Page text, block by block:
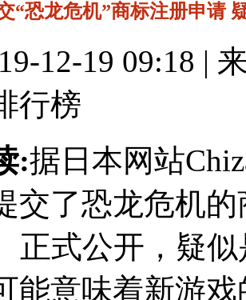
“恐龙危机”商标注册申请
12-19 09:18 |
行榜
:据日本网站
交了恐龙危机
正式公开，疑
能意味着新游